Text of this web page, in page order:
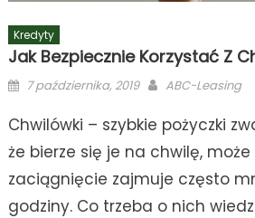
Kredyty
Jak Bezpiecznie Korzystać Z
Posted
7 października, 2019 Author
ABC-Leasing
Chwilówki – szybkie pożyczki
że bierze się je na chwilę,
zaciągnięcie zajmuje często
godziny. Co trzeba o nich